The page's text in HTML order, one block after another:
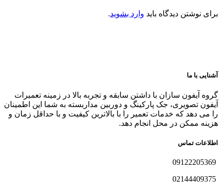
برای نوشتن دیدگاه باید وارد بشوید.
آشنایی با ما
گروه آیفون سازان با داشتن سابقه و تجربه بالا در زمینه تعمیرات
آیفون تصویری، جک پارکینگ و دوربین مداربسته به شما این اطمینان
را می دهد که خدمات تعمیر را با بالاترین کیفیت و با حداقل زمان و
هزینه ممکن در محل انجام دهد.
اطلاعات تماس